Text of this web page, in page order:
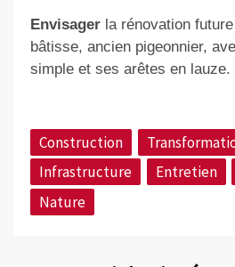
Envisagerla rénovation
bâtisse, ancien pigeonnier,
simple et ses arêtes en lauze.
Construction
Infrastructure
Entretien
Nature